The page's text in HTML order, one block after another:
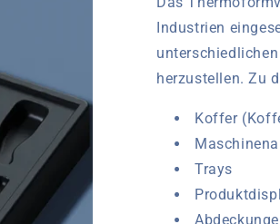
Industrien
herzustellen. Zu
Koffer
Trays